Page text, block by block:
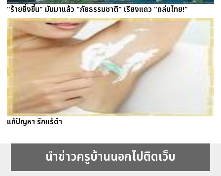
"ร้ายยิ่งขึ้น" มันมาแล้ว "ภัยธรรมชาติ" เรียงแถว "ถล่มไทย!"
แก้ปัญหา รักแร้ดำ
นำข่าวครูบ้านนอกไปติดเว็บ